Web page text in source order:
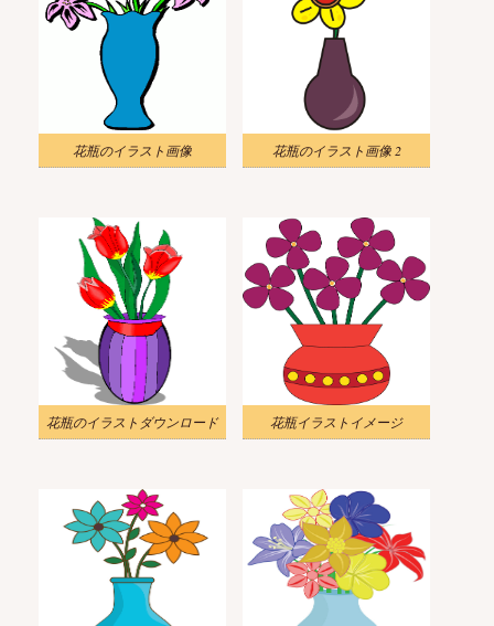
花瓶のイラスト画像 花瓶のイラスト画像 2
花瓶のイラストダウンロード 花瓶イラストイメージ